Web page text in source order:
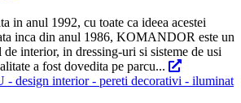
anul 1992, cu toate ca ideea acestei
inca din anul 1986, KOMANDOR este un
interior, in dressing-uri si sisteme de usi
a fost dovedita pe parcu...